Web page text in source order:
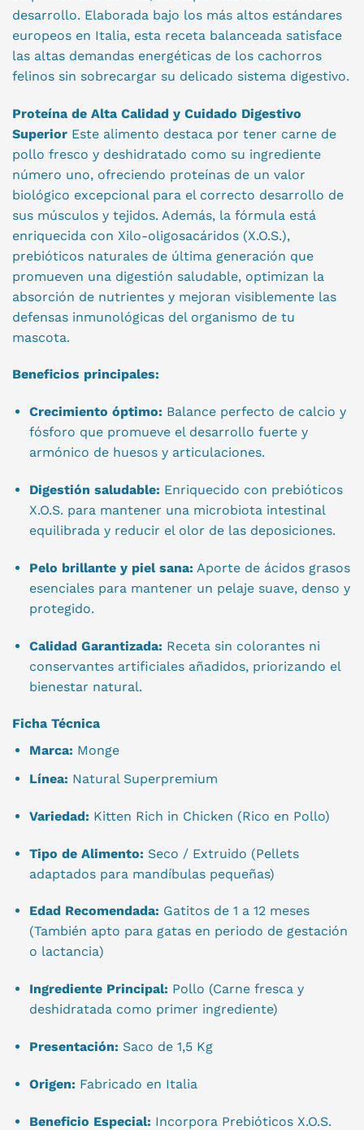
desarrollo. Elaborada bajo los más altos estándares
europeos en Italia, esta receta balanceada satisface
las altas demandas energéticas de los cachorros
felinos sin sobrecargar su delicado sistema digestivo.
Proteína de Alta Calidad y Cuidado Digestivo
Superior Este alimento destaca por tener carne de
pollo fresco y deshidratado como su ingrediente
número uno, ofreciendo proteínas de un valor
biológico excepcional para el correcto desarrollo de
sus músculos y tejidos. Además, la fórmula está
enriquecida con Xilo-oligosacáridos (X.O.S.),
prebióticos naturales de última generación que
promueven una digestión saludable, optimizan la
absorción de nutrientes y mejoran visiblemente las
defensas inmunológicas del organismo de tu
mascota.
Beneficios principales:
Crecimiento óptimo: Balance perfecto de calcio y
fósforo que promueve el desarrollo fuerte y
armónico de huesos y articulaciones.
Digestión saludable: Enriquecido con prebióticos
X.O.S. para mantener una microbiota intestinal
equilibrada y reducir el olor de las deposiciones.
Pelo brillante y piel sana: Aporte de ácidos grasos
esenciales para mantener un pelaje suave, denso y
protegido.
Calidad Garantizada: Receta sin colorantes ni
conservantes artificiales añadidos, priorizando el
bienestar natural.
Ficha Técnica
Marca: Monge
Línea: Natural Superpremium
Variedad: Kitten Rich in Chicken (Rico en Pollo)
Tipo de Alimento: Seco / Extruido (Pellets
adaptados para mandíbulas pequeñas)
Edad Recomendada: Gatitos de 1 a 12 meses
(También apto para gatas en periodo de gestación
o lactancia)
Ingrediente Principal: Pollo (Carne fresca y
deshidratada como primer ingrediente)
Presentación: Saco de 1,5 Kg
Origen: Fabricado en Italia
Beneficio Especial: Incorpora Prebióticos X.O.S.